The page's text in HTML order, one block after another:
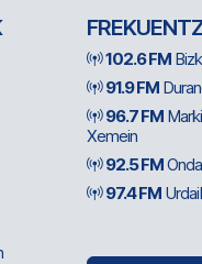
102.6 FM
91.9 FM
96.7 FM
Xemein
92.5 FM
97.4 FM